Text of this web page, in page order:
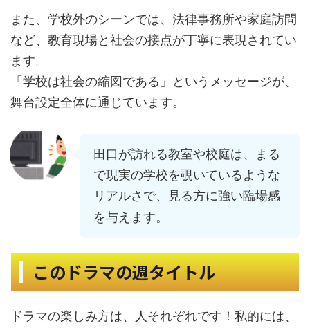
また、学校外のシーンでは、法律事務所や家庭訪問
など、教育現場と社会の接点が丁寧に表現されてい
ます。
「学校は社会の縮図である」というメッセージが、
舞台設定全体に通じています。
田口が訪れる教室や校庭は、まる
で現実の学校を覗いているような
リアルさで、見る方に強い臨場感
を与えます。
このドラマの週タイトル
ドラマの楽しみ方は、人それぞれです！私的には、